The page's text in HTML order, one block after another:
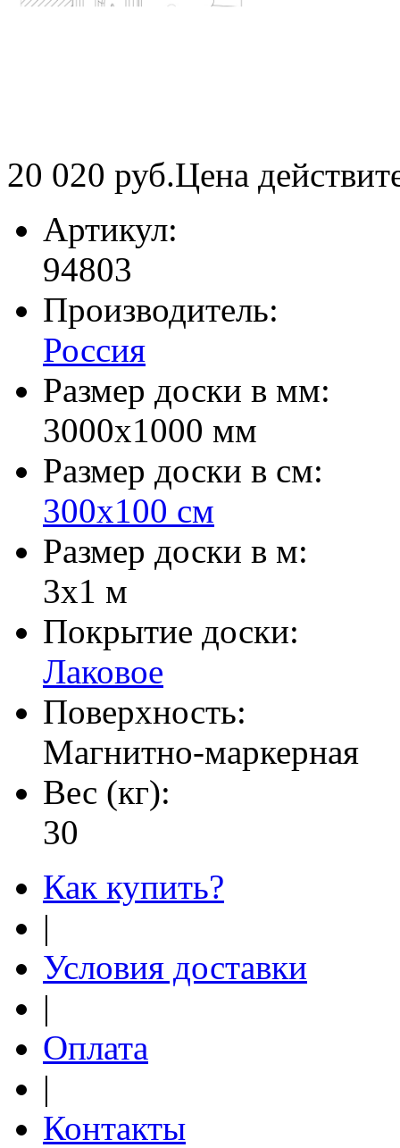
20 020 руб.Цена
Артикул:
94803
Производитель:
Россия
Размер доски в мм:
3000х1000 мм
Размер доски в см:
300х100 см
Размер доски в м:
3х1 м
Покрытие доски:
Лаковое
Поверхность:
Магнитно-маркерная
Вес (кг):
30
Как купить?
|
Условия доставки
|
Оплата
|
Контакты